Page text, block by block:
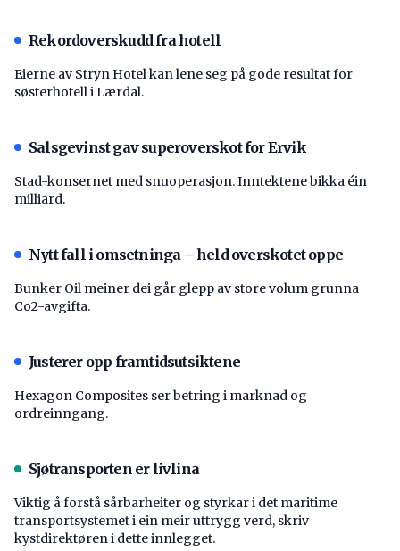
Rekordoverskudd fra hotell
Eierne av Stryn Hotel kan lene seg på gode resultat for
søsterhotell i Lærdal.
Salsgevinst gav superoverskot for Ervik
Stad-konsernet med snuoperasjon. Inntektene bikka éin
milliard.
Nytt fall i omsetninga – held overskotet oppe
Bunker Oil meiner dei går glepp av store volum grunna
Co2-avgifta.
Justerer opp framtidsutsiktene
Hexagon Composites ser betring i marknad og
ordreinngang.
Sjøtransporten er livlina
Viktig å forstå ­sårbarheiter og styrkar i det maritime
transport­systemet i ein meir uttrygg verd, skriv
kystdirektøren i dette innlegget.